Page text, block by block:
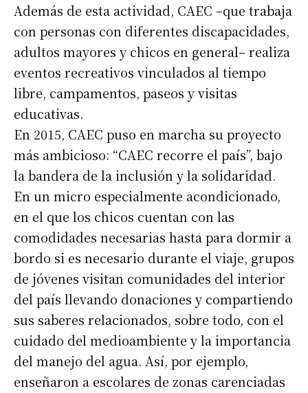
Además de esta actividad, CAEC –que trabaja
con personas con diferentes discapacidades,
adultos mayores y chicos en general– realiza
eventos recreativos vinculados al tiempo
libre, campamentos, paseos y visitas
educativas.
En 2015, CAEC puso en marcha su proyecto
más ambicioso: “CAEC recorre el país”, bajo
la bandera de la inclusión y la solidaridad.
En un micro especialmente acondicionado,
en el que los chicos cuentan con las
comodidades necesarias hasta para dormir a
bordo si es necesario durante el viaje, grupos
de jóvenes visitan comunidades del interior
del país llevando donaciones y compartiendo
sus saberes relacionados, sobre todo, con el
cuidado del medioambiente y la importancia
del manejo del agua. Así, por ejemplo,
enseñaron a escolares de zonas carenciadas